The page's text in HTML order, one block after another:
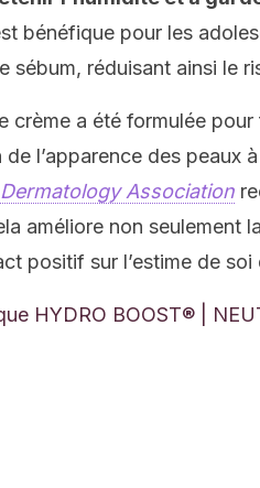
bénéfique pour les
sébum, réduisant ainsi le
crème a été formulée
de l’apparence des peaux
Association
améliore non seulement
positif sur l’estime de